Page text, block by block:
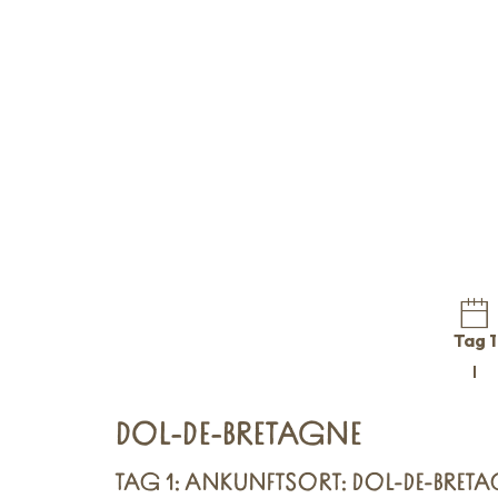
Tag 1
DOL-DE-BRETAGNE
TAG 1: ANKUNFTSORT: DOL-DE-